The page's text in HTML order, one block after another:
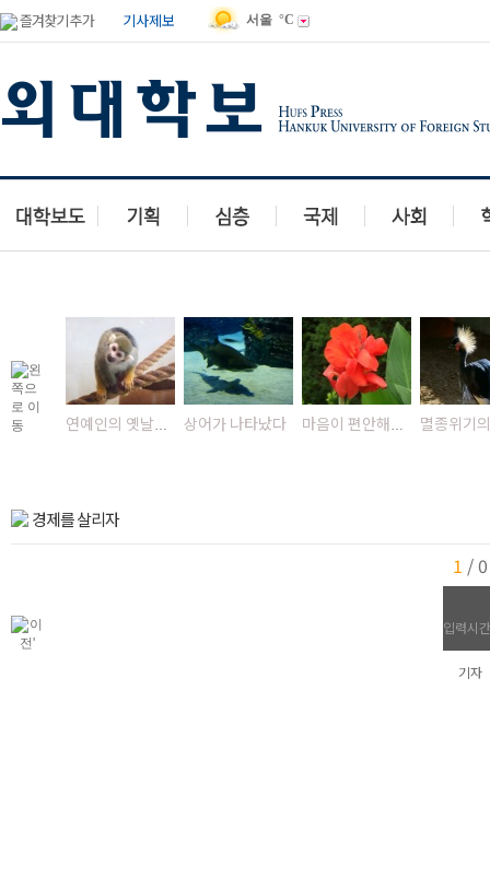
즐겨찾기 추가 기사제보 서울 °C
연예인의 옛날사진 상어가 나타났다 마음이 편안해지는 녹...
경제를 살리자
1 /0
입력시
기자